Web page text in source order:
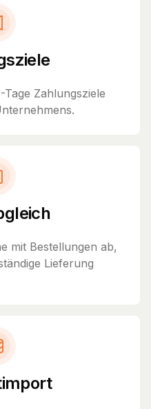
Zahlungsziele
mit Bestellungen ab,
Lieferung